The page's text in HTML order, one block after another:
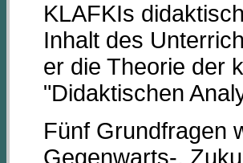
KLAFKIs
Inhalt des
er die Theorie der
"Didaktischen
Fünf Grundfragen
Gegenwarts-,